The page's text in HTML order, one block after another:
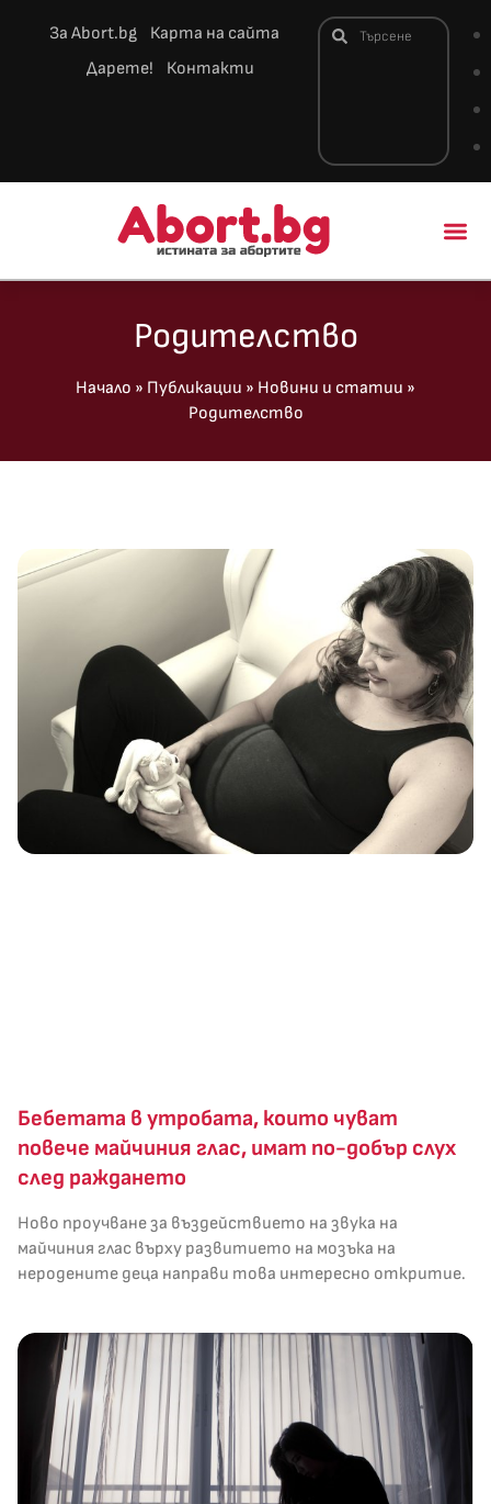
За Abort.bg
Карта на сайта
Дарете!
Контакти
Родителство
Начало » Публикации » Новини и статии »
Родителство
Бебетата в утробата, които чуват
повече майчиния глас, имат по-добър слух
след раждането
Ново проучване за въздействието на звука на
майчиния глас върху развитието на мозъка на
неродените деца направи това интересно откритие.